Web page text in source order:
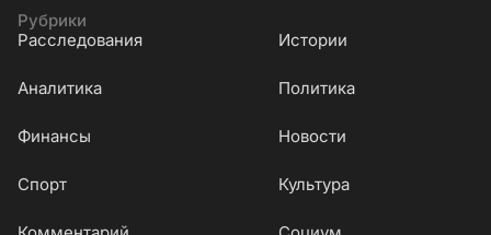
Рубрики
Расследования
Истории
Аналитика Политика
Финансы Новости
Cпорт Культура